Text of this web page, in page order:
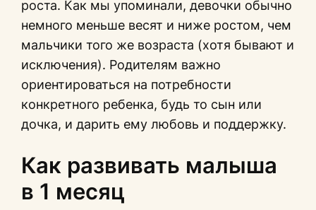
роста. Как мы упоминали, девочки обычно
немного меньше весят и ниже ростом, чем
мальчики того же возраста (хотя бывают и
исключения). Родителям важно
ориентироваться на потребности
конкретного ребенка, будь то сын или
дочка, и дарить ему любовь и поддержку.
Как развивать малыша
в 1 месяц